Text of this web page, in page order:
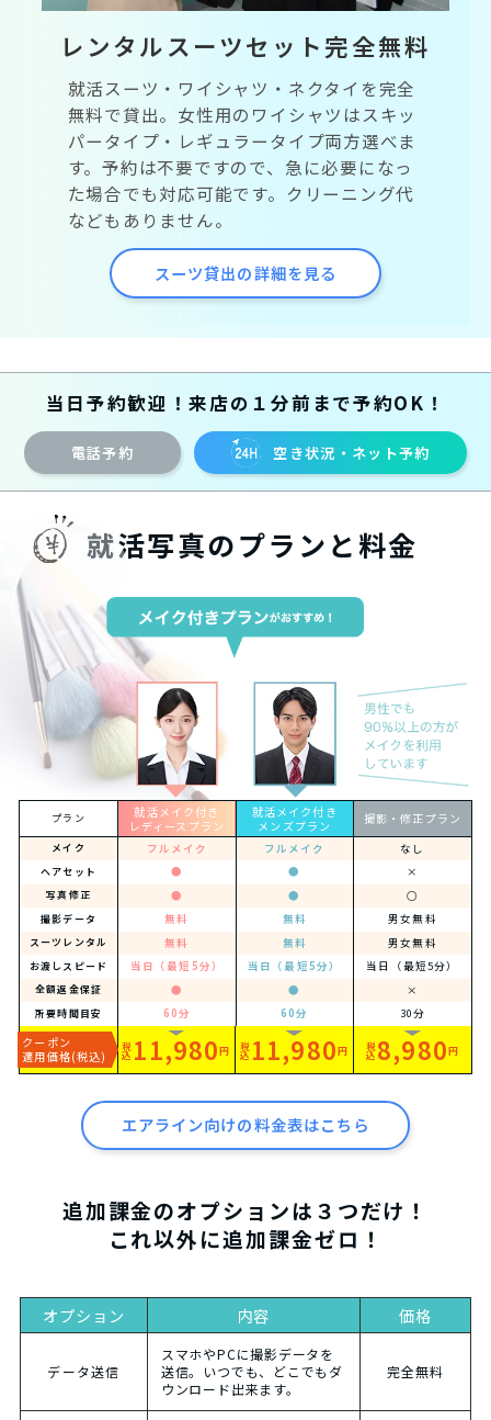
レンタルスーツセット完全無料
就活スーツ・ワイシャツ・ネクタイを完全
無料で貸出。女性用のワイシャツはスキッ
パータイプ・レギュラータイプ両方選べま
す。予約は不要ですので、急に必要になっ
た場合でも対応可能です。クリーニング代
などもありません。
スーツ貸出の詳細を見る
当日予約歓迎！来店の１分前まで予約OK！
電話予約 空き状況・ネット予約
就活写真のプランと料金
プラン
就活メイク付き
レディースプラン
就活メイク付き
メンズプラン
撮影・修正プラン
メイク フルメイク フルメイク なし
ヘアセット ● ● ×
写真修正 ● ● ○
撮影データ 無料 無料 男女無料
スーツレンタル 無料 無料 男女無料
お渡しスピード 当日（最短5分） 当日（最短5分） 当日（最短5分）
全額返金保証 ● ● ×
所要時間目安 60分 60分 30分
クーポン
適用価格(税込)
税
込 11,980円 税
込 11,980円 税
込8,980円
エアライン向けの料金表はこちら
追加課金のオプションは３つだけ！
これ以外に追加課金ゼロ！
オプション 内容 価格
データ送信
スマホやPCに撮影データを
送信。いつでも、どこでもダ
ウンロード出来ます。
完全無料